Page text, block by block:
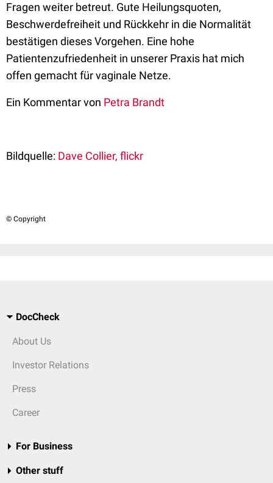
Fragen weiter betreut. Gute Heilungsquoten,
Beschwerdefreiheit und Rückkehr in die Normalität
bestätigen dieses Vorgehen. Eine hohe
Patientenzufriedenheit in unserer Praxis hat mich
offen gemacht für vaginale Netze.
Ein Kommentar von Petra Brandt
Bildquelle: Dave Collier, flickr
© Copyright
DocCheck
About Us
Investor Relations
Press
Career
For Business
Other stuff